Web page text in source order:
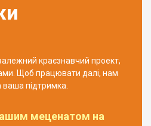
краєзнавчий проект,
Щоб працювати далі, нам
ваша підтримка.
меценатом на